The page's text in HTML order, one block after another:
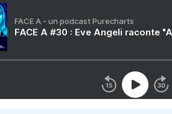
FACE A - un podcast Purecharts
FACE A #30 : Eve Angeli raconte